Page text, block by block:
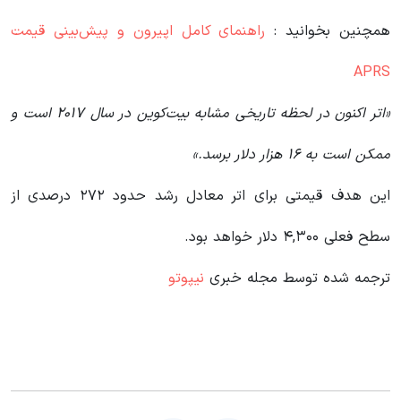
همچنین بخوانید : راهنمای کامل اپیرون و پیش‌بینی قیمت
APRS
«اتر اکنون در لحظه تاریخی مشابه بیت‌کوین در سال ۲۰۱۷ است و
ممکن است به ۱۶ هزار دلار برسد.»
این هدف قیمتی برای اتر معادل رشد حدود ۲۷۲ درصدی از
سطح فعلی ۴,۳۰۰ دلار خواهد بود.
ترجمه شده توسط مجله خبری نیپوتو